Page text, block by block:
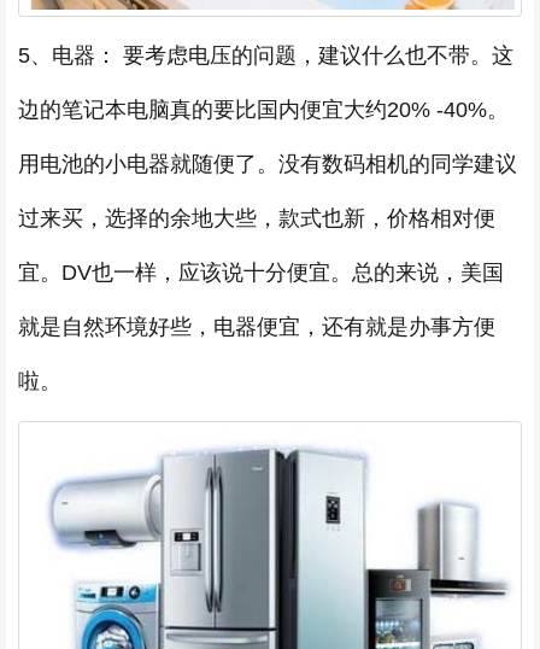
5、电器： 要考虑电压的问题，建议什么也不带。这
边的笔记本电脑真的要比国内便宜大约20% -40%。
用电池的小电器就随便了。没有数码相机的同学建议
过来买，选择的余地大些，款式也新，价格相对便
宜。DV也一样，应该说十分便宜。总的来说，美国
就是自然环境好些，电器便宜，还有就是办事方便
啦。